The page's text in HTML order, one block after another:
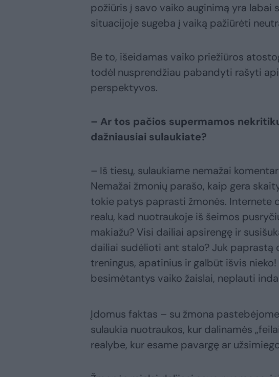
požiūris į savo vaiko auginimą yra labai
situacijoje sugeba į vaiką pažiūrėti
Be to, išeidamas vaiko priežiūros
todėl nusprendžiau pabandyti rašyti
perspektyvos.
– Ar tos pačios supermamos
dažniausiai sulaukiate?
– Iš tiesų, sulaukiame nemažai
Nemažai žmonių parašo, kaip gera
tokie patys paprasti žmonės. Internete
realu, kad nuotraukoje iš šeimos
makiažu? Visi dailiai apsirengę ir
dailiai sudėlioti ant stalo? Juk paprastą
treningus, apatinius ir galbūt išvis
besimėtantys vaiko žaislai, neplauti
Įdomus faktas – su žmona
sulaukia nuotraukos, kur dalinamės
realybe, kur esame pavargę ar